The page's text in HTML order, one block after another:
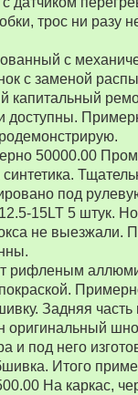
трос ни разу
с
с заменой
капитальный
50000.00
под
15LT 5 штук.
не выезжали.
рифленым
Задняя часть
оригинальный
и под него
Итого
На каркас,